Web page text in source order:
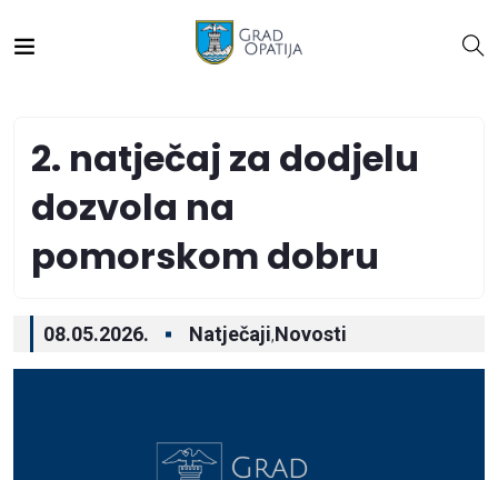
2. natječaj za dodjelu
dozvola na
pomorskom dobru
08.05.2026. Natječaji,Novosti